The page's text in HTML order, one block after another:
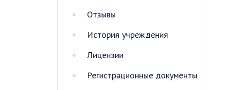
Отзывы
История учреждения
Лицензии
Регистрационные документы